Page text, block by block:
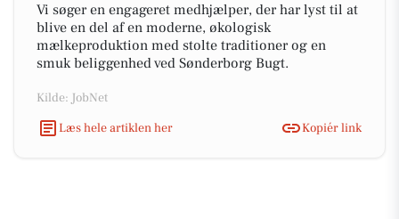
Vi søger en engageret medhjælper, der har lyst til at
blive en del af en moderne, økologisk
mælkeproduktion med stolte traditioner og en
smuk beliggenhed ved Sønderborg Bugt.
Kilde: JobNet
Læs hele artiklen her
Kopiér link